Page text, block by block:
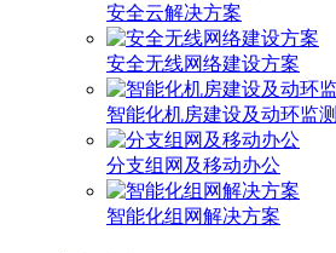
安全云解决方案
安全无线网络建设方案
智能化机房建设及动环监测
分支组网及移动办公
智能化组网解决方案